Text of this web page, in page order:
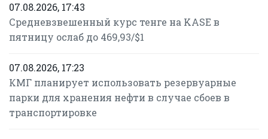
07.08.2026, 17:43
Средневзвешенный курс тенге на KASE в
пятницу ослаб до 469,93/$1
07.08.2026, 17:23
КМГ планирует использовать резервуарные
парки для хранения нефти в случае сбоев в
транспортировке